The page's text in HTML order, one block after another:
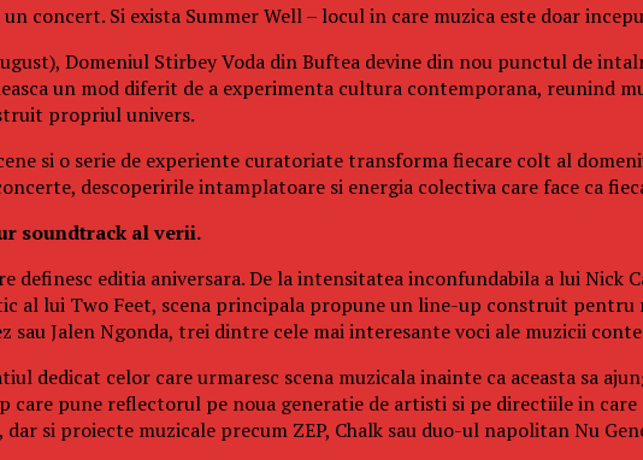
concert. Si exista Summer Well – locul in care muzica este doar
Domeniul Stirbey Voda din Buftea devine din nou punctul de
un mod diferit de a experimenta cultura contemporana, reunind
propriul univers.
si o serie de experiente curatoriate transforma fiecare colt al
descoperirile intamplatoare si energia colectiva care face ca
soundtrack al verii.
definesc editia aniversara. De la intensitatea inconfundabila a lui Nick
al lui Two Feet, scena principala propune un line-up construit
sau Jalen Ngonda, trei dintre cele mai interesante voci ale muzicii
dedicat celor care urmaresc scena muzicala inainte ca aceasta sa
pune reflectorul pe noua generatie de artisti si pe directiile in care
si proiecte muzicale precum ZEP, Chalk sau duo-ul napolitan Nu